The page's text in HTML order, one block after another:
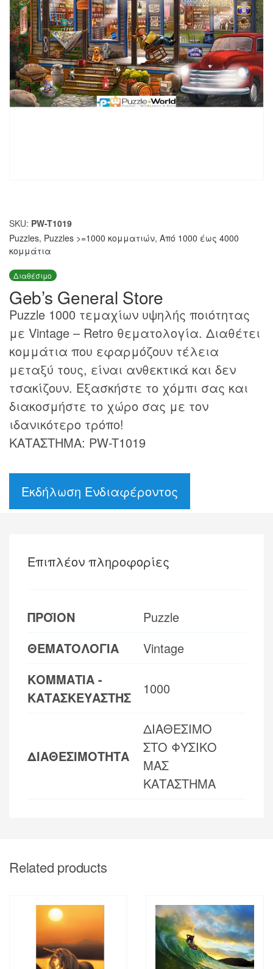
SKU: PW-T1019
Puzzles, Puzzles >=1000 κομματιών, Από 1000 έως 4000
κομμάτια
Διαθέσιμο
Geb’s General Store
Puzzle 1000 τεμαχίων υψηλής ποιότητας
με Vintage – Retro θεματολογία. Διαθέτει
κομμάτια που εφαρμόζουν τέλεια
μεταξύ τους, είναι ανθεκτικά και δεν
τσακίζουν. Εξασκήστε το χόμπι σας και
διακοσμήστε το χώρο σας με τον
ιδανικότερο τρόπο!
ΚΑΤΑΣΤΗΜΑ: PW-T1019
Εκδήλωση Ενδιαφέροντος
Επιπλέον πληροφορίες
ΠΡΟΪΟΝ
Puzzle
ΘΕΜΑΤΟΛΟΓΙΑ
Vintage
ΚΟΜΜΑΤΙΑ -
ΚΑΤΑΣΚΕΥΑΣΤΗΣ
1000
ΔΙΑΘΕΣΙΜΟΤΗΤΑ
ΔΙΑΘΕΣΙΜΟ
ΣΤΟ ΦΥΣΙΚΟ
ΜΑΣ
ΚΑΤΑΣΤΗΜΑ
Related products